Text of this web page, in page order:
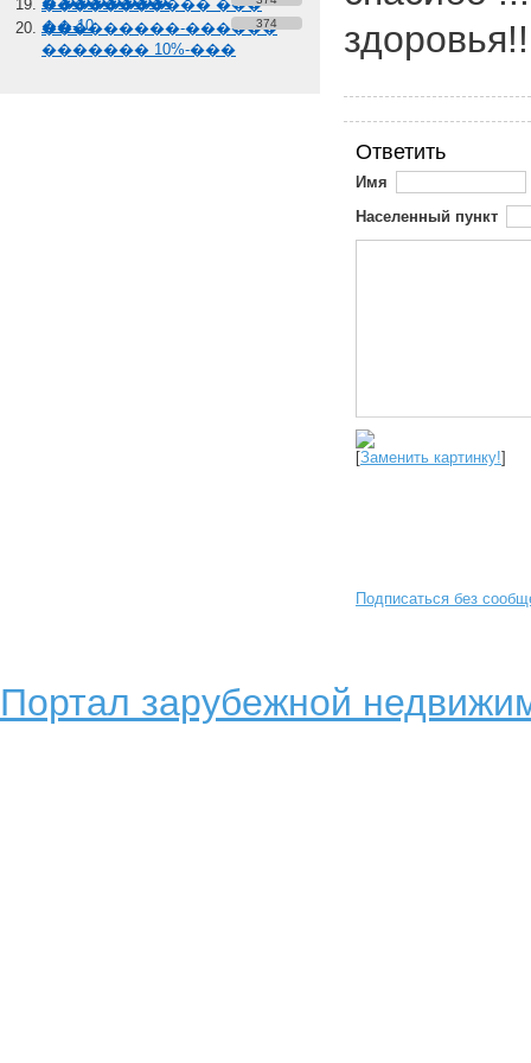
����������� ���
��-10
���������-������
������� 10%-���
374
Ответить
Имя
Населенный пункт
[Заменить картинку!]
Подписаться без
Портал зарубежной